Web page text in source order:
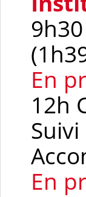
En
12h
En